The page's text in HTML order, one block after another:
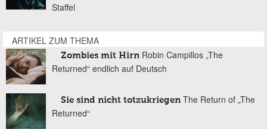
Staffel
ARTIKEL ZUM THEMA
Zombies mit Hirn Robin Campillos „The
Returned“ endlich auf Deutsch
Sie sind nicht totzukriegen The Return of „The
Returned“